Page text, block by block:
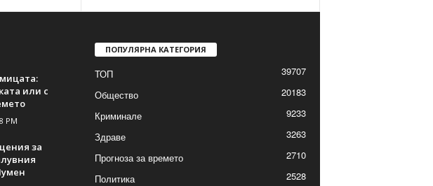
или с
PM
за
ПОПУЛЯРНА КАТЕГОРИЯ
ТОП
39707
Общество
20183
Криминале
9233
Здраве
3263
Прогноза за времето
2710
Политика
2528